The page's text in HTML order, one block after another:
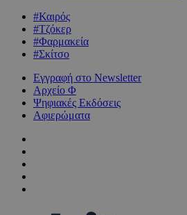
#Καιρός
#Τζόκερ
#Φαρμακεία
#Σκίτσο
Εγγραφή στο Newsletter
Αρχείο Φ
Ψηφιακές Εκδόσεις
Αφιερώματα